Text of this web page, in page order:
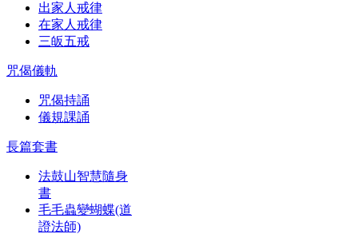
出家人戒律
在家人戒律
三皈五戒
咒偈儀軌
咒偈持誦
儀規課誦
長篇套書
法鼓山智慧隨身
書
毛毛蟲變蝴蝶(道
證法師)